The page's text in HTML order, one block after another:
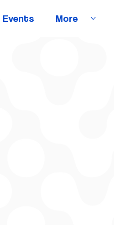
Events More